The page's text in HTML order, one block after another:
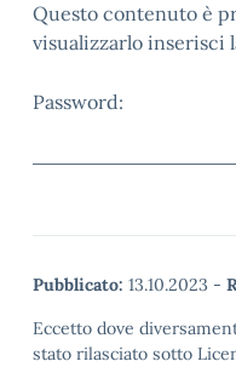
Questo contenuto è
visualizzarlo inserisci
Password:
Pubblicato: 13.10.2023 -
Eccetto dove
stato rilasciato sotto